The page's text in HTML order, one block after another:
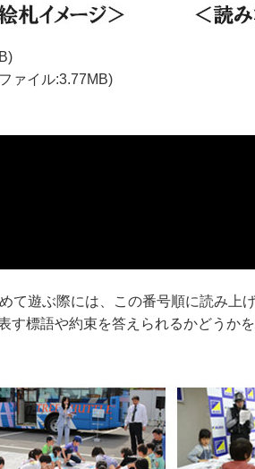
ァイル:3.77MB)
遊ぶ際には、この番号順に読み上
す標語や約束を答えられるかどうか